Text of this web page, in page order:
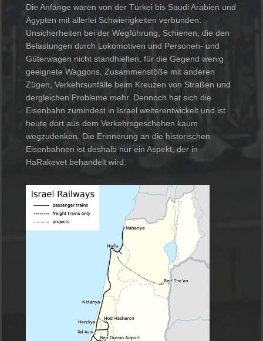
Die Anfänge waren von der Türkei bis Saudi Arabien und
Ägypten mit allerlei Schwierigkeiten verbunden:
Unsicherheiten bei der Wegführung, Schienen, die den
Belastungen durch Lokomotiven und Personen- und
Güterwagen nicht standhielten, für die Gegend wenig
geeignete Waggons, Zusammenstöße mit anderen
Zügen, Verkehrsunfälle beim Kreuzen von Straßen und
dergleichen Probleme mehr. Dennoch hat sich die
Eisenbahn zumindest in Israel weiterentwickelt und ist
heute dort aus dem Verkehrsgeschehen kaum
wegzudenken. Die Erinnerung an die historischen
Eisenbahnen ist deshalb nur ein Aspekt, der in
HaRakevet behandelt wird.